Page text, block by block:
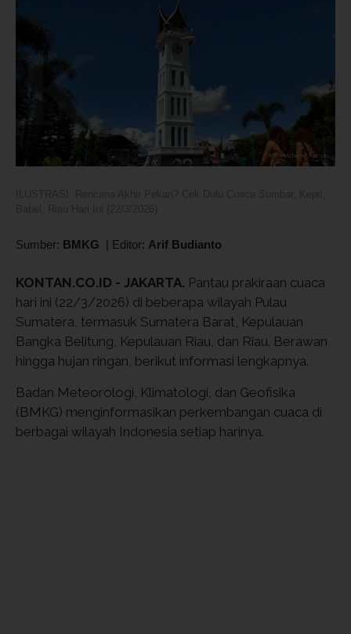
Sumber: BMKG | Editor: Arif Budianto
KONTAN.CO.ID - JAKARTA. Pantau prakiraan cuaca
hari ini (22/3/2026) di beberapa wilayah Pulau
Sumatera, termasuk Sumatera Barat, Kepulauan
Bangka Belitung, Kepulauan Riau, dan Riau. Berawan
hingga hujan ringan, berikut informasi lengkapnya.
Badan Meteorologi, Klimatologi, dan Geofisika
(BMKG) menginformasikan perkembangan cuaca di
berbagai wilayah Indonesia setiap harinya.